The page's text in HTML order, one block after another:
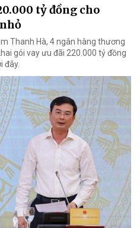
tỷ đồng cho
Thanh Hà, 4 ngân hàng thương
gói vay ưu đãi 220.000 tỷ đồng
đây.